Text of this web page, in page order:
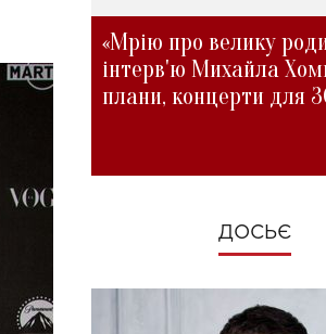
«Мрію про велику
інтерв'ю Михайла
плани, концерти для
ДОСЬЄ